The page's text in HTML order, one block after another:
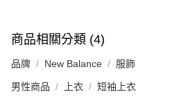
商品相關分類 (4)
品牌 New Balance 服飾
男性商品 上衣 短袖上衣